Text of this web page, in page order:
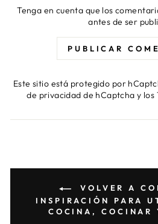
Tenga en cuenta que los
antes de ser
PUBLICAR
Este sitio está protegido por
de privacidad de hCaptchay los
VOLVER A
INSPIRACIÓN PARA
COCINA, COCINAR